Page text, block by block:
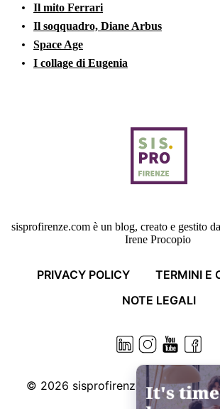
Il mito Ferrari
Il soqquadro, Diane Arbus
Space Age
I collage di Eugenia
sisprofirenze.com è un blog, creato e gestito
Irene Procopio
PRIVACY POLICY
TERMINI E
NOTE LEGALI
© 2026 sisprofirenze.com. Some